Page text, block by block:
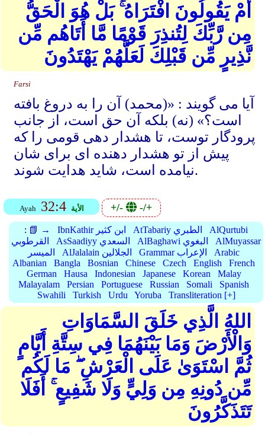
أَمْ يَقُولُونَ افْتَرَاهُ ۚ بَلْ هُوَ الْحَقُّ
مِن رَّبِّكَ لِتُنذِرَ قَوْمًا مَّا أَتَاهُم مِّن
نَّذِيرٍ مِّن قَبْلِكَ لَعَلَّهُمْ يَهْتَدُونَ
Farsi
آیا می گویند : «(محمد) آن را به دروغ بافته
است؟» (نه) بلکه آن حق است، از جانب
پرودگار توست، تا هشدار دهی قومی را که
پیش از تو هشدار دهنده ای برای شان
نیامده است، شاید هدایت شوند.
Ayah 32:4 الأية +/- -/+
: 📗 → IbnKathir ابن كثير AtTabariy الطبري
AlQurtubi
القرطوبي
AsSaadiyy السعدي AlBaghawi البغوي
AlMuyassar
الميسر
AlJalalain الجلالين Grammar الإعراب
Arabic
Albanian
Bangla Bosnian Chinese Czech English
French
German
Hausa Indonesian Japanese Korean
Malay
Malayalam
Persian Portuguese Russian Somali
Spanish
Swahili
Turkish Urdu Yoruba Transliteration [+]
اللهُ الَّذِي خَلَقَ السَّمَاوَاتِ
وَالْأَرْضَ وَمَا بَيْنَهُمَا فِي سِتَّةِ أَيَّامٍ
ثُمَّ اسْتَوَىٰ عَلَى الْعَرْشِ ۖ مَا لَكُم
مِّن دُونِهِ مِن وَلِيٍّ وَلَا شَفِيعٍ ۚ أَفَلَا
تَتَذَكَّرُونَ